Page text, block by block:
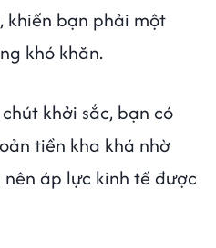
khiến bạn phải một
khó khăn.
khởi sắc, bạn có
tiền kha khá nhờ
áp lực kinh tế được